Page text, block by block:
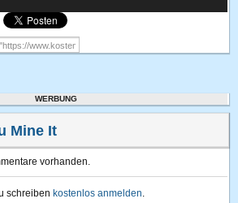
WERBUNG
Mine It
vorhanden.
schreiben kostenlos anmelden.